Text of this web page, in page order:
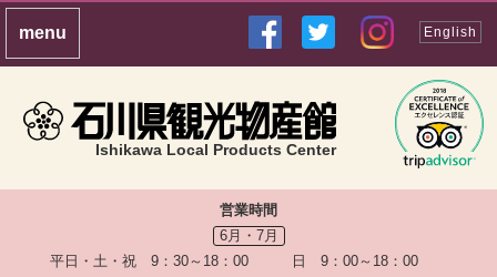
Ishikawa Local Products Center
English
営業時間
6月・7月
平日・土・祝 9：30～18：00 日 9：00～18：00